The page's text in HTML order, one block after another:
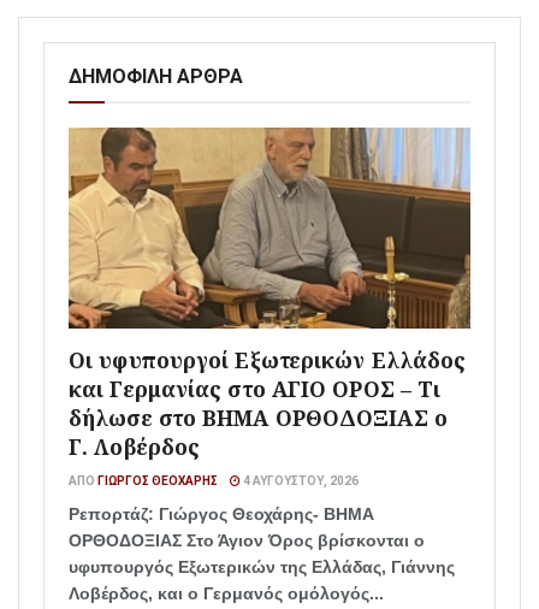
ΔΗΜΟΦΙΛΗ ΑΡΘΡΑ
Οι υφυπουργοί Εξωτερικών Ελλάδος
και Γερμανίας στο ΑΓΙΟ ΟΡΟΣ – Τι
δήλωσε στο ΒΗΜΑ ΟΡΘΟΔΟΞΙΑΣ ο
Γ. Λοβέρδος
ΑΠΌ ΓΙΏΡΓΟΣ ΘΕΟΧΆΡΗΣ 4 ΑΥΓΟΎΣΤΟΥ, 2026
Ρεπορτάζ: Γιώργος Θεοχάρης- ΒΗΜΑ
ΟΡΘΟΔΟΞΙΑΣ Στο Άγιον Όρος βρίσκονται ο
υφυπουργός Εξωτερικών της Ελλάδας, Γιάννης
Λοβέρδος, και ο Γερμανός ομόλογός...